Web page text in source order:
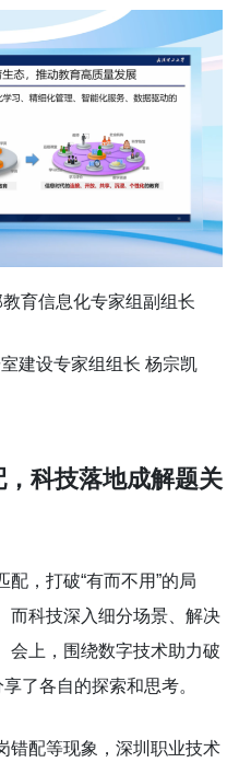
育信息化专家组副组长
建设专家组组长 杨宗凯
科技落地成解题关
，打破“有而不用”的局
而科技深入细分场景、解决
会上，围绕数字技术助力破
了各自的探索和思考。
错配等现象，深圳职业技术